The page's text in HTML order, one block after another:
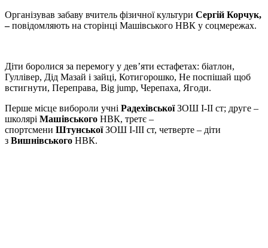
Організував забаву вчитель фізичної культури Сергій Корчук,
–повідомляють на сторінці Машівського НВК у соцмережах.
Діти боролися за перемогу у дев’яти естафетах: біатлон,
Гуллівер, Дід Мазай і зайці, Котигорошко, Не поспішай щоб
встигнути, Переправа, Big jump, Черепаха, Ягоди.
Перше місце вибороли учні РадехівськоїЗОШ І-ІІ ст; друге –
школярі Машівського НВК, третє –
спортсмени ШтунськоїЗОШ І-ІІІ ст, четверте – діти
з Вишнівського НВК.